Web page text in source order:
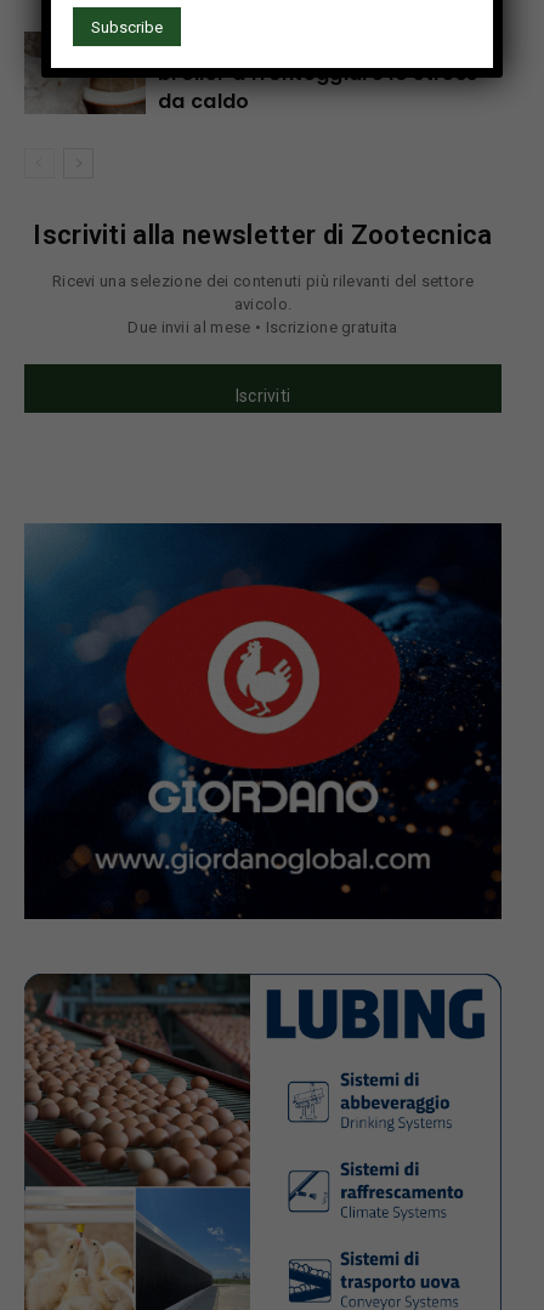
Additivi alternativi per aiutare i
broiler a fronteggiare lo stress
da caldo
Iscriviti alla newsletter di Zootecnica
Ricevi una selezione dei contenuti più rilevanti del settore
avicolo.
Due invii al mese • Iscrizione gratuita
Iscriviti